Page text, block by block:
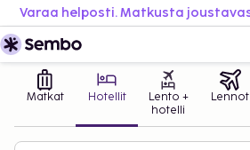
Matkat Hotellit
Lento +
hotelli
Lennot